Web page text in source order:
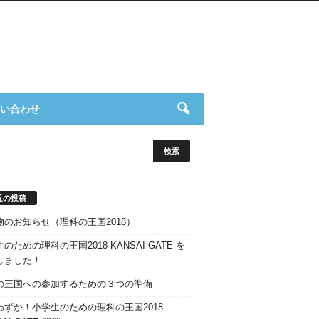
合わせ
の投稿
のお知らせ（理科の王国2018）
のための理科の王国2018 KANSAI GATE を
ました！
王国への参加するための３つの準備
ずか！小学生のための理科の王国2018